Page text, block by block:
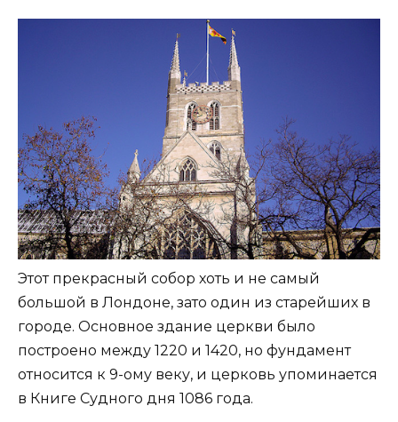
Этот прекрасный собор хоть и не самый
большой в Лондоне, зато один из старейших в
городе. Основное здание церкви было
построено между 1220 и 1420, но фундамент
относится к 9-ому веку, и церковь упоминается
в Книге Судного дня 1086 года.